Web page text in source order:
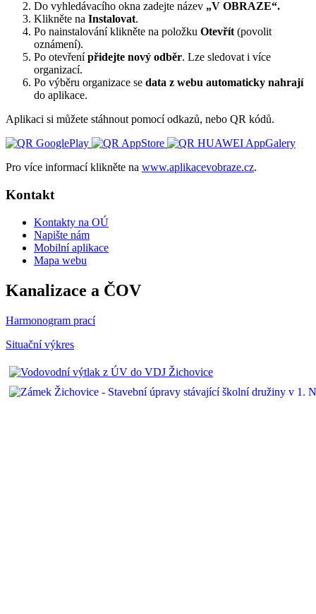
Do vyhledávacího okna zadejte název „V OBRAZE“.
Klikněte na Instalovat.
Po nainstalování klikněte na položku Otevřít (povolit
oznámení).
Po otevřenípřidejte nový odběr. Lze sledovat i více
organizací.
Po výběru organizace se data z webu automaticky nahrají
do aplikace.
Aplikaci si můžete stáhnout pomocí odkazů, nebo QR kódů.
Pro více informací klikněte na www.aplikacevobraze.cz.
Kontakt
Kontakty na OÚ
Napište nám
Mobilní aplikace
Mapa webu
Kanalizace a ČOV
Harmonogram prací
Situační výkres